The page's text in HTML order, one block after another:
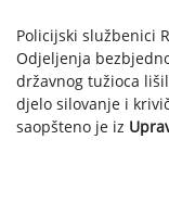
Policijski službenici
Odjeljenja
državnog tužioca
djelo silovanje i
saopšteno je iz